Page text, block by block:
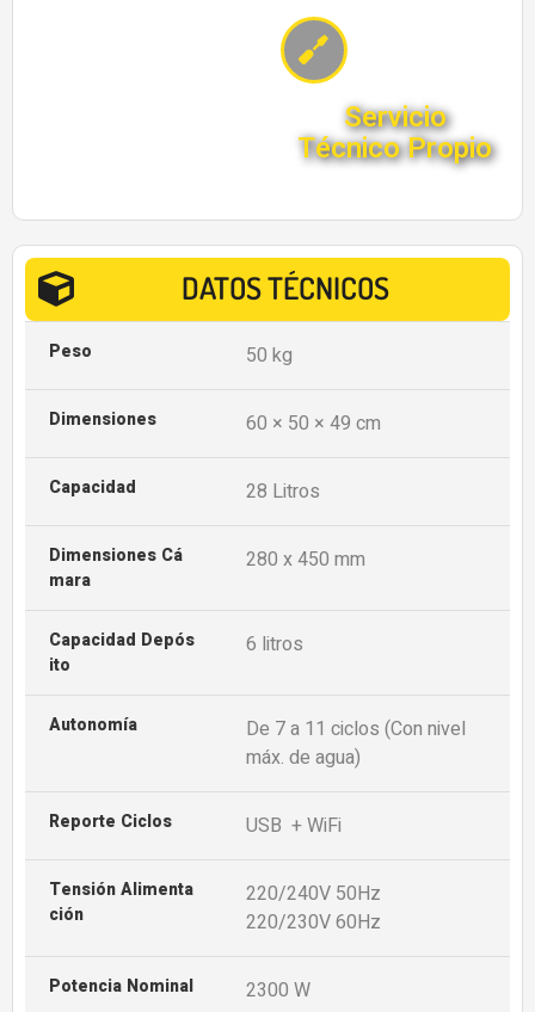
Servicio
Técnico Propio
DATOS TÉCNICOS
Peso 50 kg
Dimensiones 60 × 50 × 49 cm
Capacidad 28 Litros
Dimensiones Cá
Mara
280 x 450 mm
Capacidad Depós
Ito
6 litros
Autonomía
De 7 a 11 ciclos (Con nivel
máx. de agua)
Reporte Ciclos USB + WiFi
Tensión Alimenta
Ción
220/240V 50Hz
220/230V 60Hz
Potencia Nominal 2300 W